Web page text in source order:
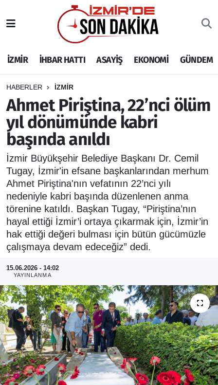
İZMİR İHBAR HATTI ASAYİŞ EKONOMİ GÜNDEM
HABERLER İZMİR
Ahmet Piriştina, 22’nci ölüm
yıl dönümünde kabri
başında anıldı
İzmir Büyükşehir Belediye Başkanı Dr. Cemil
Tugay, İzmir'in efsane başkanlarından merhum
Ahmet Piriştina'nın vefatının 22’nci yılı
nedeniyle kabri başında düzenlenen anma
törenine katıldı. Başkan Tugay, “Piriştina’nın
hayal ettiği İzmir’i ortaya çıkarmak için, İzmir’in
hak ettiği değeri bulması için bütün gücümüzle
çalışmaya devam edeceğiz” dedi.
15.06.2026 - 14:02
YAYINLANMA
İHBAR HATTI
DEPREM
GENEL
EKONOMİ
SİYASET
SPOR
ASAYİŞ
RESMİ REKLAM
İzmir Nöbetçi Eczaneler
İzmir Hava Durumu
İzmir Namaz Vakitleri
İzmir Trafik Yoğunluk Haritası
Puan Durumu ve Fikstür
Tüm Manşetler
Son Dakika Haberleri
Haber Arşivi